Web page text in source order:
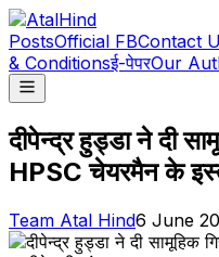
PostsOfficial FBContact
& Conditionsई-पेपरOur
दीपेन्द्र हुड्डा ने दी
HPSC चेयरमैन के
Team Atal Hind6 June